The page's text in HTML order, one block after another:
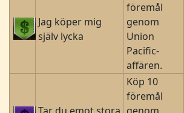
Jag köper mig
själv lycka
föremål
genom
Union
Pacific-
affären.
Köp 10
föremål